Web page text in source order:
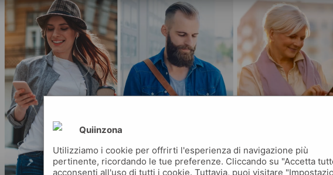
Quiinzona
Utilizziamo i cookie per offrirti l'esperienza di navigazione più
pertinente, ricordando le tue preferenze. Cliccando su "Accetta
acconsenti all'uso di tutti i cookie. Tuttavia, puoi visitare